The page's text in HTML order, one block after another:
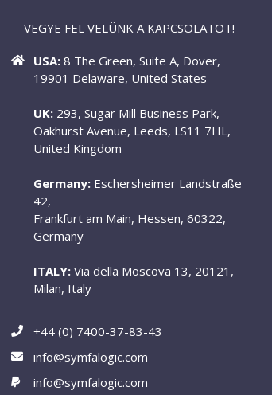
VEGYE FEL VELÜNK A KAPCSOLATOT!
USA: 8 The Green, Suite A, Dover,
19901 Delaware, United States
UK: 293, Sugar Mill Business Park,
Oakhurst Avenue, Leeds, LS11 7HL,
United Kingdom
Germany: Eschersheimer Landstraße
42,
Frankfurt am Main, Hessen, 60322,
Germany
ITALY: Via della Moscova 13, 20121,
Milan, Italy
+44 (0) 7400-37-83-43
info@symfalogic.com
info@symfalogic.com